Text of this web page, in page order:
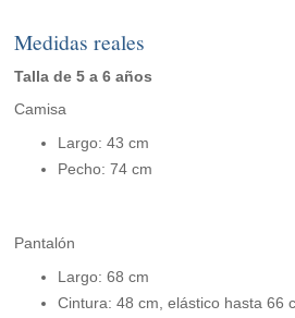
Medidas reales
Talla de 5 a 6 años
Camisa
Largo: 43 cm
Pecho: 74 cm
Pantalón
Largo: 68 cm
Cintura: 48 cm, elástico hasta 66